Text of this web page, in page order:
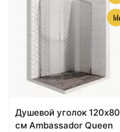
Душевой уголок 120х80
см Ambassador Queen